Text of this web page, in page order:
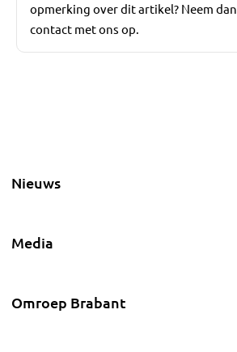
opmerking over dit artikel? Neem dan
contact met ons op.
Nieuws
Media
Omroep Brabant